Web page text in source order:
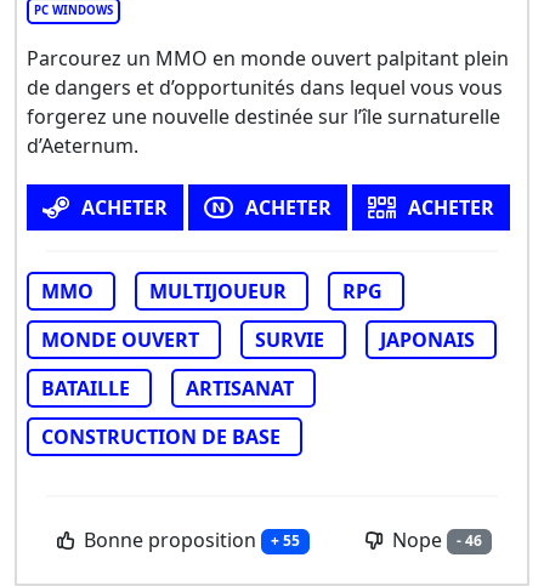
PC WINDOWS
Parcourez un MMO en monde ouvert palpitant plein
de dangers et d’opportunités dans lequel vous vous
forgerez une nouvelle destinée sur l’île surnaturelle
d’Aeternum.
ACHETER ACHETER ACHETER
MMO MULTIJOUEUR
RPG
MONDE OUVERT
SURVIE
JAPONAIS
BATAILLE
ARTISANAT
CONSTRUCTION DE BASE
Bonne proposition + 55 Nope - 46